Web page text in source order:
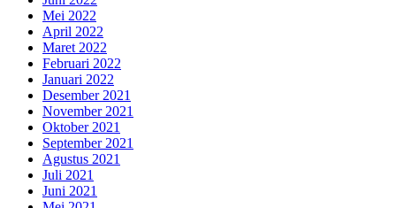
Mei 2022
April 2022
Maret 2022
Februari 2022
Januari 2022
Desember 2021
November 2021
Oktober 2021
September 2021
Agustus 2021
Juli 2021
Juni 2021